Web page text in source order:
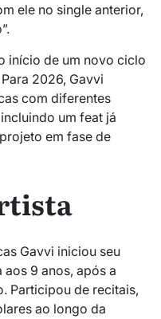
ele no single anterior,
início de um novo ciclo
2026, Gavvi
com diferentes
um feat já
em fase de
Gavvi iniciou seu
9 anos, após a
Participou de recitais,
ao longo da